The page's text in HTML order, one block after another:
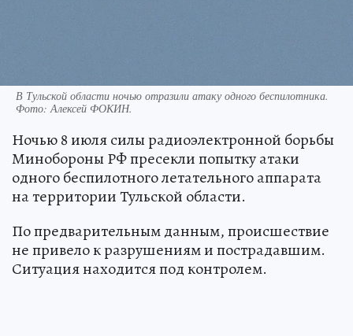
В Тульской области ночью отразили атаку одного беспилотника.
Фото:Алексей ФОКИН.
Ночью 8 июля силы радиоэлектронной борьбы
Минобороны РФ пресекли попытку атаки
одного беспилотного летательного аппарата
на территории Тульской области.
По предварительным данным, происшествие
не привело к разрушениям и пострадавшим.
Ситуация находится под контролем.